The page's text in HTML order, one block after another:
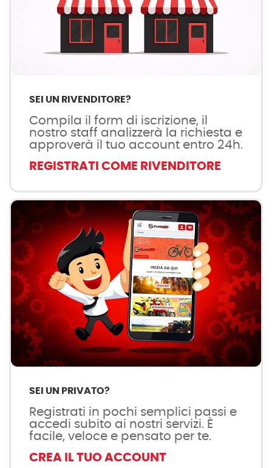
SEI UN RIVENDITORE?
Compila il form di iscrizione, il
nostro staff analizzerà la richiesta e
approverà il tuo account entro 24h.
REGISTRATI COME RIVENDITORE
SEI UN PRIVATO?
Registrati in pochi semplici passi e
accedi subito ai nostri servizi. È
facile, veloce e pensato per te.
CREA IL TUO ACCOUNT